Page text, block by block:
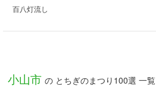
百八灯流し
小山市 の とちぎのまつり100選 一覧